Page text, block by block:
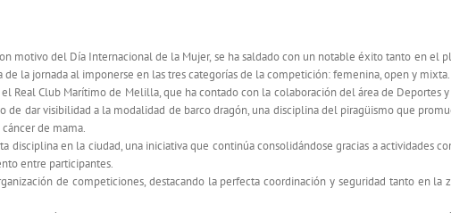
motivo del Día Internacional de la Mujer, se ha saldado con un notable éxito tanto en el
la jornada al imponerse en las tres categorías de la competición: femenina, open y mixta.
Real Club Marítimo de Melilla, que ha contado con la colaboración del área de Deportes
dar visibilidad a la modalidad de barco dragón, una disciplina del piragüismo que
de mama.
en la ciudad, una iniciativa que continúa consolidándose gracias a actividades
entre participantes.
de competiciones, destacando la perfecta coordinación y seguridad tanto en la